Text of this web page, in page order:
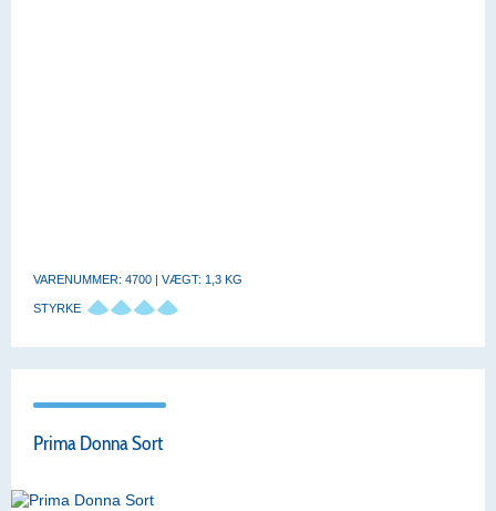
VARENUMMER: 4700 | VÆGT: 1,3 KG
STYRKE
Prima Donna Sort